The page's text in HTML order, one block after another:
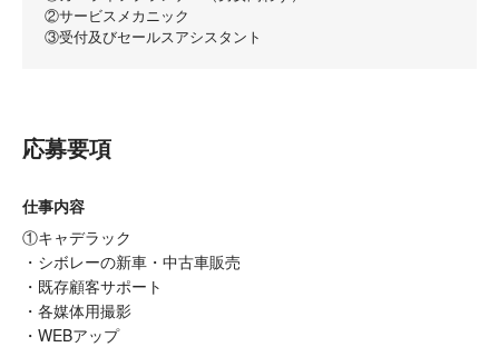
②サービスメカニック
③受付及びセールスアシスタント
応募要項
仕事内容
①キャデラック
・シボレーの新車・中古車販売
・既存顧客サポート
・各媒体用撮影
・WEBアップ